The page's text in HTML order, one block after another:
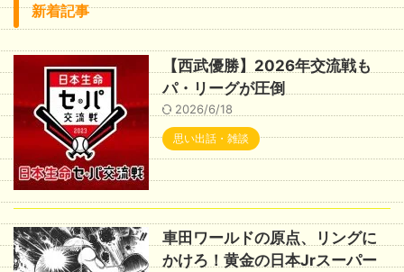
新着記事
【西武優勝】2026年交流戦も
パ・リーグが圧倒
2026/6/18
思い出話・雑談
車田ワールドの原点、リングに
かけろ！黄金の日本Jrスーパー